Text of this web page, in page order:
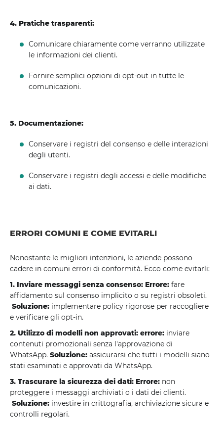
4. Pratiche trasparenti:
Comunicare chiaramente come verranno utilizzate
le informazioni dei clienti.
Fornire semplici opzioni di opt-out in tutte le
comunicazioni.
5. Documentazione:
Conservare i registri del consenso e delle interazioni
degli utenti.
Conservare i registri degli accessi e delle modifiche
ai dati.
ERRORI COMUNI E COME EVITARLI
Nonostante le migliori intenzioni, le aziende possono
cadere in comuni errori di conformità. Ecco come evitarli:
1. Inviare messaggi senza consenso: Errore: fare
affidamento sul consenso implicito o su registri obsoleti.
Soluzione: implementare policy rigorose per raccogliere
e verificare gli opt-in.
2. Utilizzo di modelli non approvati: errore: inviare
contenuti promozionali senza l'approvazione di
WhatsApp. Soluzione: assicurarsi che tutti i modelli siano
stati esaminati e approvati da WhatsApp.
3. Trascurare la sicurezza dei dati: Errore: non
proteggere i messaggi archiviati o i dati dei clienti.
Soluzione: investire in crittografia, archiviazione sicura e
controlli regolari.